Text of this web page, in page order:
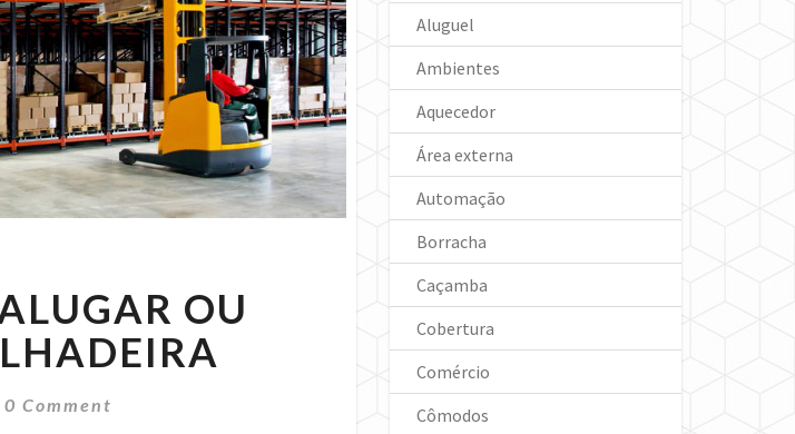
OU
Comments
0 Comment
Aluguel
Ambientes
Aquecedor
Área externa
Automação
Borracha
Caçamba
Cobertura
Comércio
Cômodos